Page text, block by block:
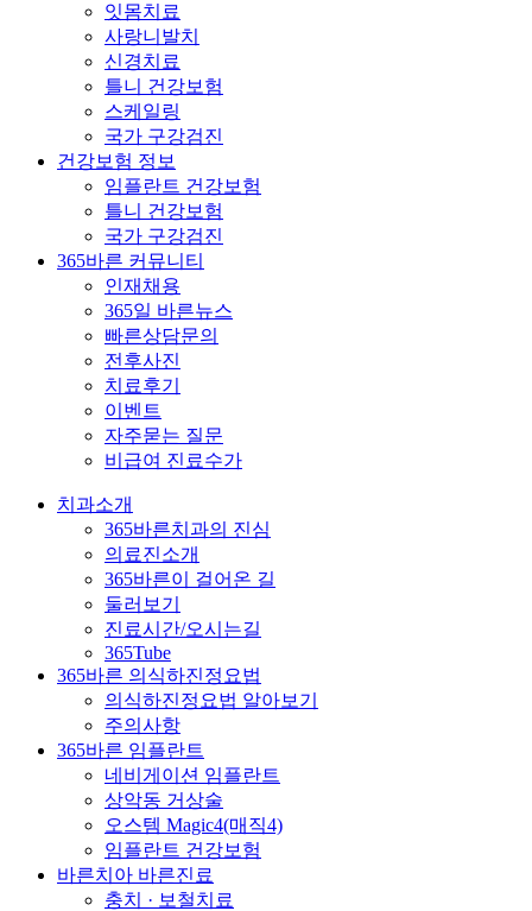
잇몸치료
사랑니발치
신경치료
틀니 건강보험
스케일링
국가 구강검진
건강보험 정보
임플란트 건강보험
틀니 건강보험
국가 구강검진
365바른 커뮤니티
인재채용
365일 바른뉴스
빠른상담문의
전후사진
치료후기
이벤트
자주묻는 질문
비급여 진료수가
치과소개
365바른치과의 진심
의료진소개
365바른이 걸어온 길
둘러보기
진료시간/오시는길
365Tube
365바른 의식하진정요법
의식하진정요법 알아보기
주의사항
365바른 임플란트
네비게이션 임플란트
상악동 거상술
오스템 Magic4(매직4)
임플란트 건강보험
바른치아 바른진료
충치 · 보철치료